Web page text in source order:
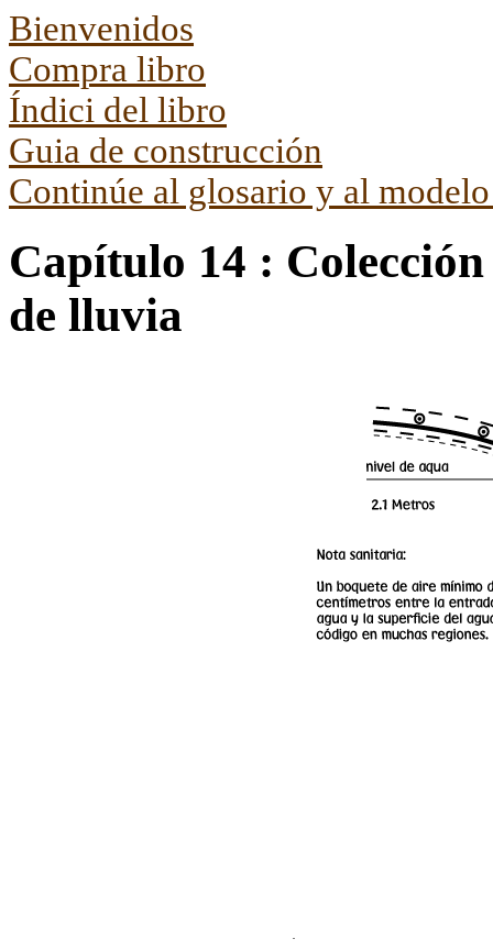
Bienvenidos
Compra libro
Índici del libro
Guia de construcción
Continúe al glosario y al
Capítulo 14 :
de lluvia